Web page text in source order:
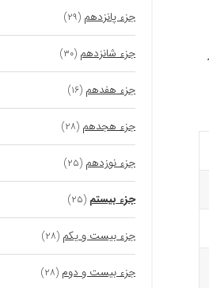
جزء پانزدهم (۲۹)
جزء شانزدهم (۳۰)
جزء هفدهم (۱۶)
جزء هجدهم (۲۸)
جزء نوزدهم (۲۵)
جزء بیستم (۲۵)
جزء بیست و یکم (۲۸)
جزء بیست و دوم (۲۸)